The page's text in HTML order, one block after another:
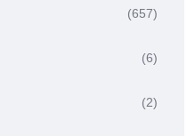
(657)
(6)
(2)